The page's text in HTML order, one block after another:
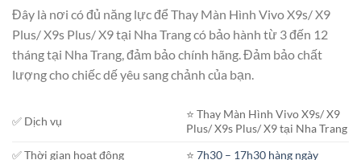
Đây là nơi có đủ năng lực để Thay Màn Hình Vivo X9s/ X9
Plus/ X9s Plus/ X9 tại Nha Trang có bảo hành từ 3 đến 12
tháng tại Nha Trang, đảm bảo chính hãng. Đảm bảo chất
lượng cho chiếc dế yêu sang chảnh của bạn.
✅ Dịch vụ
⭐️ Thay Màn Hình Vivo X9s/ X9
Plus/ X9s Plus/ X9 tại Nha Trang
✅ Thời gian hoạt động
⭐️7h30 – 17h30 hàng ngày